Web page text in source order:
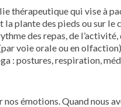
thérapeutique qui vise à
la plante des pieds ou sur
des repas, de
voie orale ou en
: postures, respiration,
émotions. Quand nous